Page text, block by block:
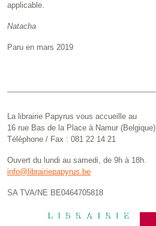
applicable.
Natacha
Paru en mars 2019
La librairie Papyrus vous accueille au
16 rue Bas de la Place à Namur (Belgique)
Téléphone / Fax : 081 22 14 21
Ouvert du lundi au samedi, de 9h à 18h.
info@librairiepapyrus.be
SA TVA/NE BE0464705818